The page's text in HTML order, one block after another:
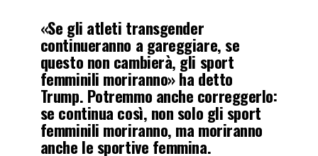
«Se gli atleti transgender
continueranno a gareggiare, se
questo non cambierà, gli sport
femminili moriranno» ha detto
Trump. Potremmo anche correggerlo:
se continua così, non solo gli sport
femminili moriranno, ma moriranno
anche le sportive femmina.